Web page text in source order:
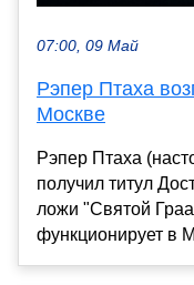
07:00, 09 Май
Рэпер Птаха
Москве
Рэпер Птаха
получил титул
ложи "Святой
функционирует в